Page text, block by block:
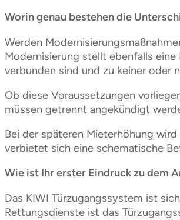
Worin genau bestehen die
Werden
Modernisierung stellt ebenfalls
verbunden sind und zu keiner oder
Ob diese Voraussetzungen
müssen getrennt angekündigt
Bei der späteren Mieterhöhung
verbietet sich eine schematische
Wie ist Ihr erster Eindruck zu dem
Das KIWI Türzugangssystem ist
Rettungsdienste ist das